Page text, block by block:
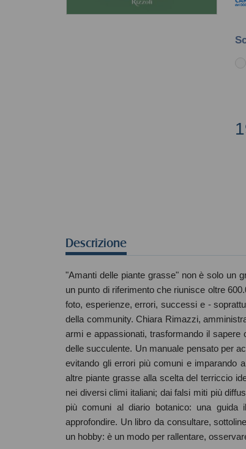
Descrizione
"Amanti delle piante grasse" non è solo un
un punto di riferimento che riunisce oltre
foto, esperienze, errori, successi e -
della community. Chiara Rimazzi,
armi e appassionati, trasformando il
delle succulente. Un manuale pensato per
evitando gli errori più comuni e imparando
altre piante grasse alla scelta del terriccio
nei diversi climi italiani; dai falsi miti più
più comuni al diario botanico: una
approfondire. Un libro da consultare,
un hobby: è un modo per rallentare,